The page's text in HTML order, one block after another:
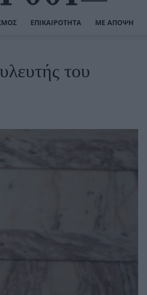
ΕΠΙΚΑΙΡΌΤΗΤΑ ΜΕ ΆΠΟΨΗ
του